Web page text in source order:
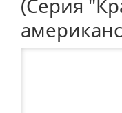
(Серия